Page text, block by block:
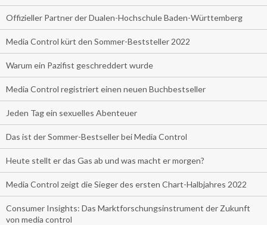
Offizieller Partner der Dualen-Hochschule Baden-Württemberg
Media Control kürt den Sommer-Beststeller 2022
Warum ein Pazifist geschreddert wurde
Media Control registriert einen neuen Buchbestseller
Jeden Tag ein sexuelles Abenteuer
Das ist der Sommer-Bestseller bei Media Control
Heute stellt er das Gas ab und was macht er morgen?
Media Control zeigt die Sieger des ersten Chart-Halbjahres 2022
Consumer Insights: Das Marktforschungsinstrument der Zukunft
von media control